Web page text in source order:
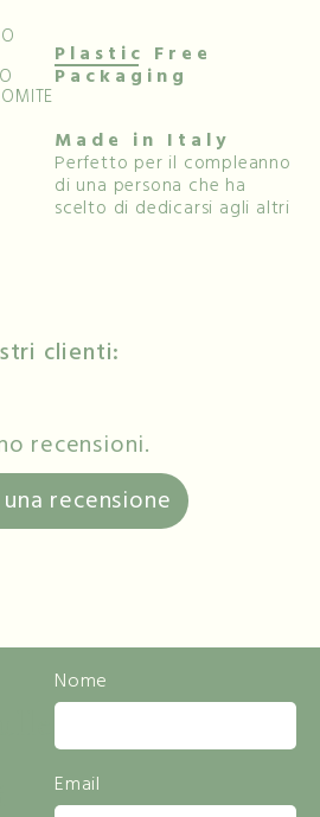
Plastic Free
Packaging
Made in Italy
Perfetto per il compleanno
di una persona che ha
scelto di dedicarsi agli altri
clienti:
recensioni.
recensione
Nome
Email